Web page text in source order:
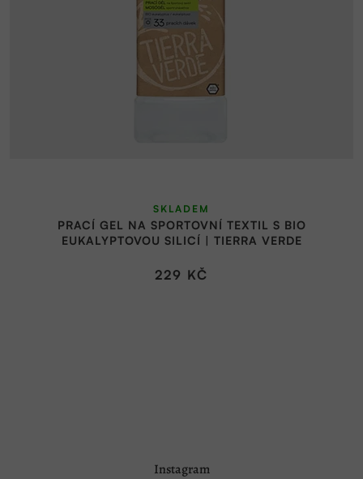
PRACÍ GEL NA SPORTOVNÍ TEXTIL S BIO
EUKALYPTOVOU SILICÍ | TIERRA VERDE
SKLADEM
229 KČ
Instagram